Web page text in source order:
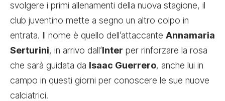
svolgere i primi allenamenti della nuova stagione, il
club juventino mette a segno un altro colpo in
entrata. Il nome è quello dell’attaccante Annamaria
Serturini, in arrivo dall’Inter per rinforzare la rosa
che sarà guidata da Isaac Guerrero, anche lui in
campo in questi giorni per conoscere le sue nuove
calciatrici.